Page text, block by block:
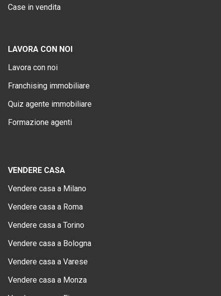
Case in vendita
LAVORA CON NOI
Lavora con noi
Franchising immobiliare
Quiz agente immobiliare
Formazione agenti
VENDERE CASA
Vendere casa a Milano
Vendere casa a Roma
Vendere casa a Torino
Vendere casa a Bologna
Vendere casa a Varese
Vendere casa a Monza